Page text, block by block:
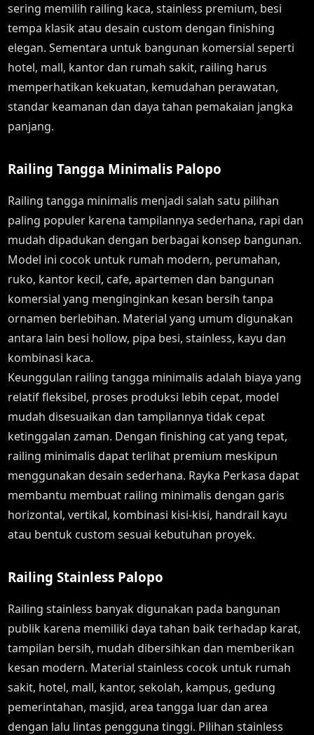
sering memilih railing kaca, stainless premium, besi
tempa klasik atau desain custom dengan finishing
elegan. Sementara untuk bangunan komersial seperti
hotel, mall, kantor dan rumah sakit, railing harus
memperhatikan kekuatan, kemudahan perawatan,
standar keamanan dan daya tahan pemakaian jangka
panjang.
Railing Tangga Minimalis Palopo
Railing tangga minimalis menjadi salah satu pilihan
paling populer karena tampilannya sederhana, rapi dan
mudah dipadukan dengan berbagai konsep bangunan.
Model ini cocok untuk rumah modern, perumahan,
ruko, kantor kecil, cafe, apartemen dan bangunan
komersial yang menginginkan kesan bersih tanpa
ornamen berlebihan. Material yang umum digunakan
antara lain besi hollow, pipa besi, stainless, kayu dan
kombinasi kaca.
Keunggulan railing tangga minimalis adalah biaya yang
relatif fleksibel, proses produksi lebih cepat, model
mudah disesuaikan dan tampilannya tidak cepat
ketinggalan zaman. Dengan finishing cat yang tepat,
railing minimalis dapat terlihat premium meskipun
menggunakan desain sederhana. Rayka Perkasa dapat
membantu membuat railing minimalis dengan garis
horizontal, vertikal, kombinasi kisi-kisi, handrail kayu
atau bentuk custom sesuai kebutuhan proyek.
Railing Stainless Palopo
Railing stainless banyak digunakan pada bangunan
publik karena memiliki daya tahan baik terhadap karat,
tampilan bersih, mudah dibersihkan dan memberikan
kesan modern. Material stainless cocok untuk rumah
sakit, hotel, mall, kantor, sekolah, kampus, gedung
pemerintahan, masjid, area tangga luar dan area
dengan lalu lintas pengguna tinggi. Pilihan stainless